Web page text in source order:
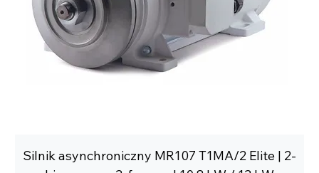
Silnik asynchroniczny MR107 T1MA/2 Elite | 2-